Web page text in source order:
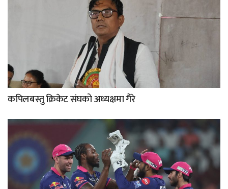
कपिलबस्तु क्रिकेट संघको अध्यक्षमा गैरे